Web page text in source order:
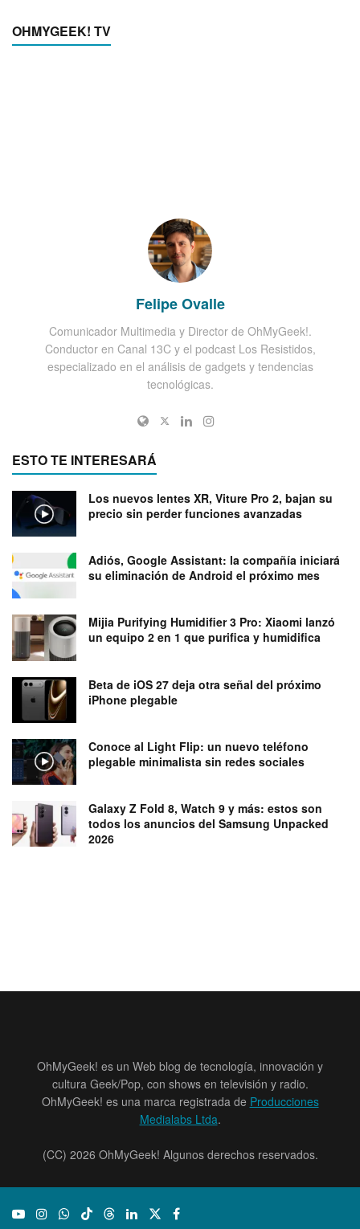
OHMYGEEK! TV
Felipe Ovalle
Comunicador Multimedia y Director de OhMyGeek!.
Conductor en Canal 13C y el podcast Los Resistidos,
especializado en el análisis de gadgets y tendencias
tecnológicas.
ESTO TE INTERESARÁ
Los nuevos lentes XR, Viture Pro 2, bajan su
precio sin perder funciones avanzadas
Adiós, Google Assistant: la compañía iniciará
su eliminación de Android el próximo mes
Mijia Purifying Humidifier 3 Pro: Xiaomi lanzó
un equipo 2 en 1 que purifica y humidifica
Beta de iOS 27 deja otra señal del próximo
iPhone plegable
Conoce al Light Flip: un nuevo teléfono
plegable minimalista sin redes sociales
Galaxy Z Fold 8, Watch 9 y más: estos son
todos los anuncios del Samsung Unpacked
2026
OhMyGeek! es un Web blog de tecnología, innovación y
cultura Geek/Pop, con shows en televisión y radio.
OhMyGeek! es una marca registrada de Producciones
Medialabs Ltda.
(CC) 2026 OhMyGeek! Algunos derechos reservados.